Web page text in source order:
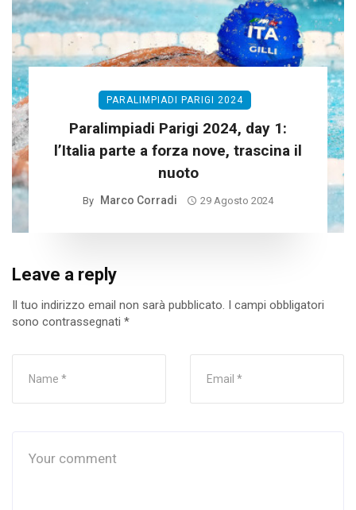
PARALIMPIADI PARIGI 2024
Paralimpiadi Parigi 2024, day 1:
l’Italia parte a forza nove, trascina il
nuoto
By Marco Corradi 29 Agosto 2024
Leave a reply
Il tuo indirizzo email non sarà pubblicato. I campi obbligatori
sono contrassegnati *